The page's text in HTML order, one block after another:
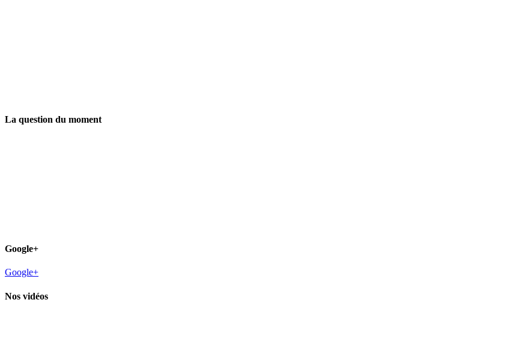
La question du moment
Google+
Google+
Nos vidéos